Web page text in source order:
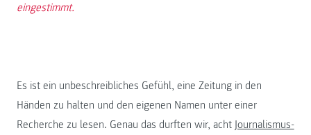
eingestimmt.
Es ist ein unbeschreibliches Gefühl, eine Zeitung in den
Händen zu halten und den eigenen Namen unter einer
Recherche zu lesen. Genau das durften wir, acht Journalismus-